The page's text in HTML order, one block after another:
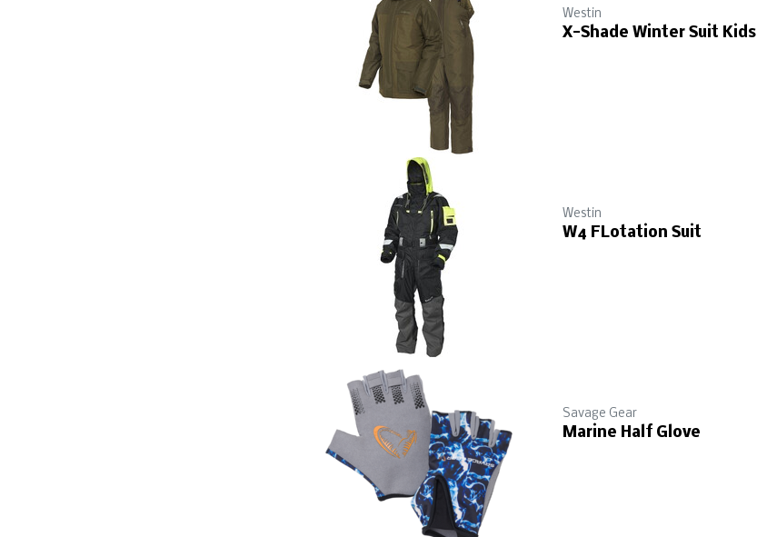
Westin
X-Shade Winter Suit Kids
Westin
W4 FLotation Suit
Savage Gear
Marine Half Glove